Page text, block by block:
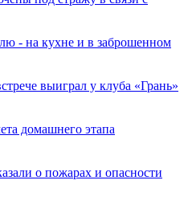
- на кухне и в заброшенном
выиграл у клуба «Грань»
домашнего этапа
о пожарах и опасности